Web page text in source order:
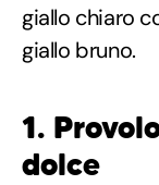
giallo chiaro
giallo bruno.
1.
dolce